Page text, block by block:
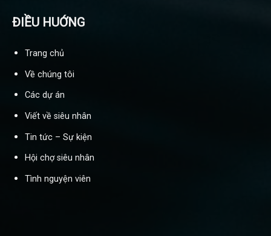
ĐIỀU HUỚNG
Trang chủ
Về chúng tôi
Các dự án
Viết về siêu nhân
Tin tức – Sự kiện
Hội chợ siêu nhân
Tình nguyện viên